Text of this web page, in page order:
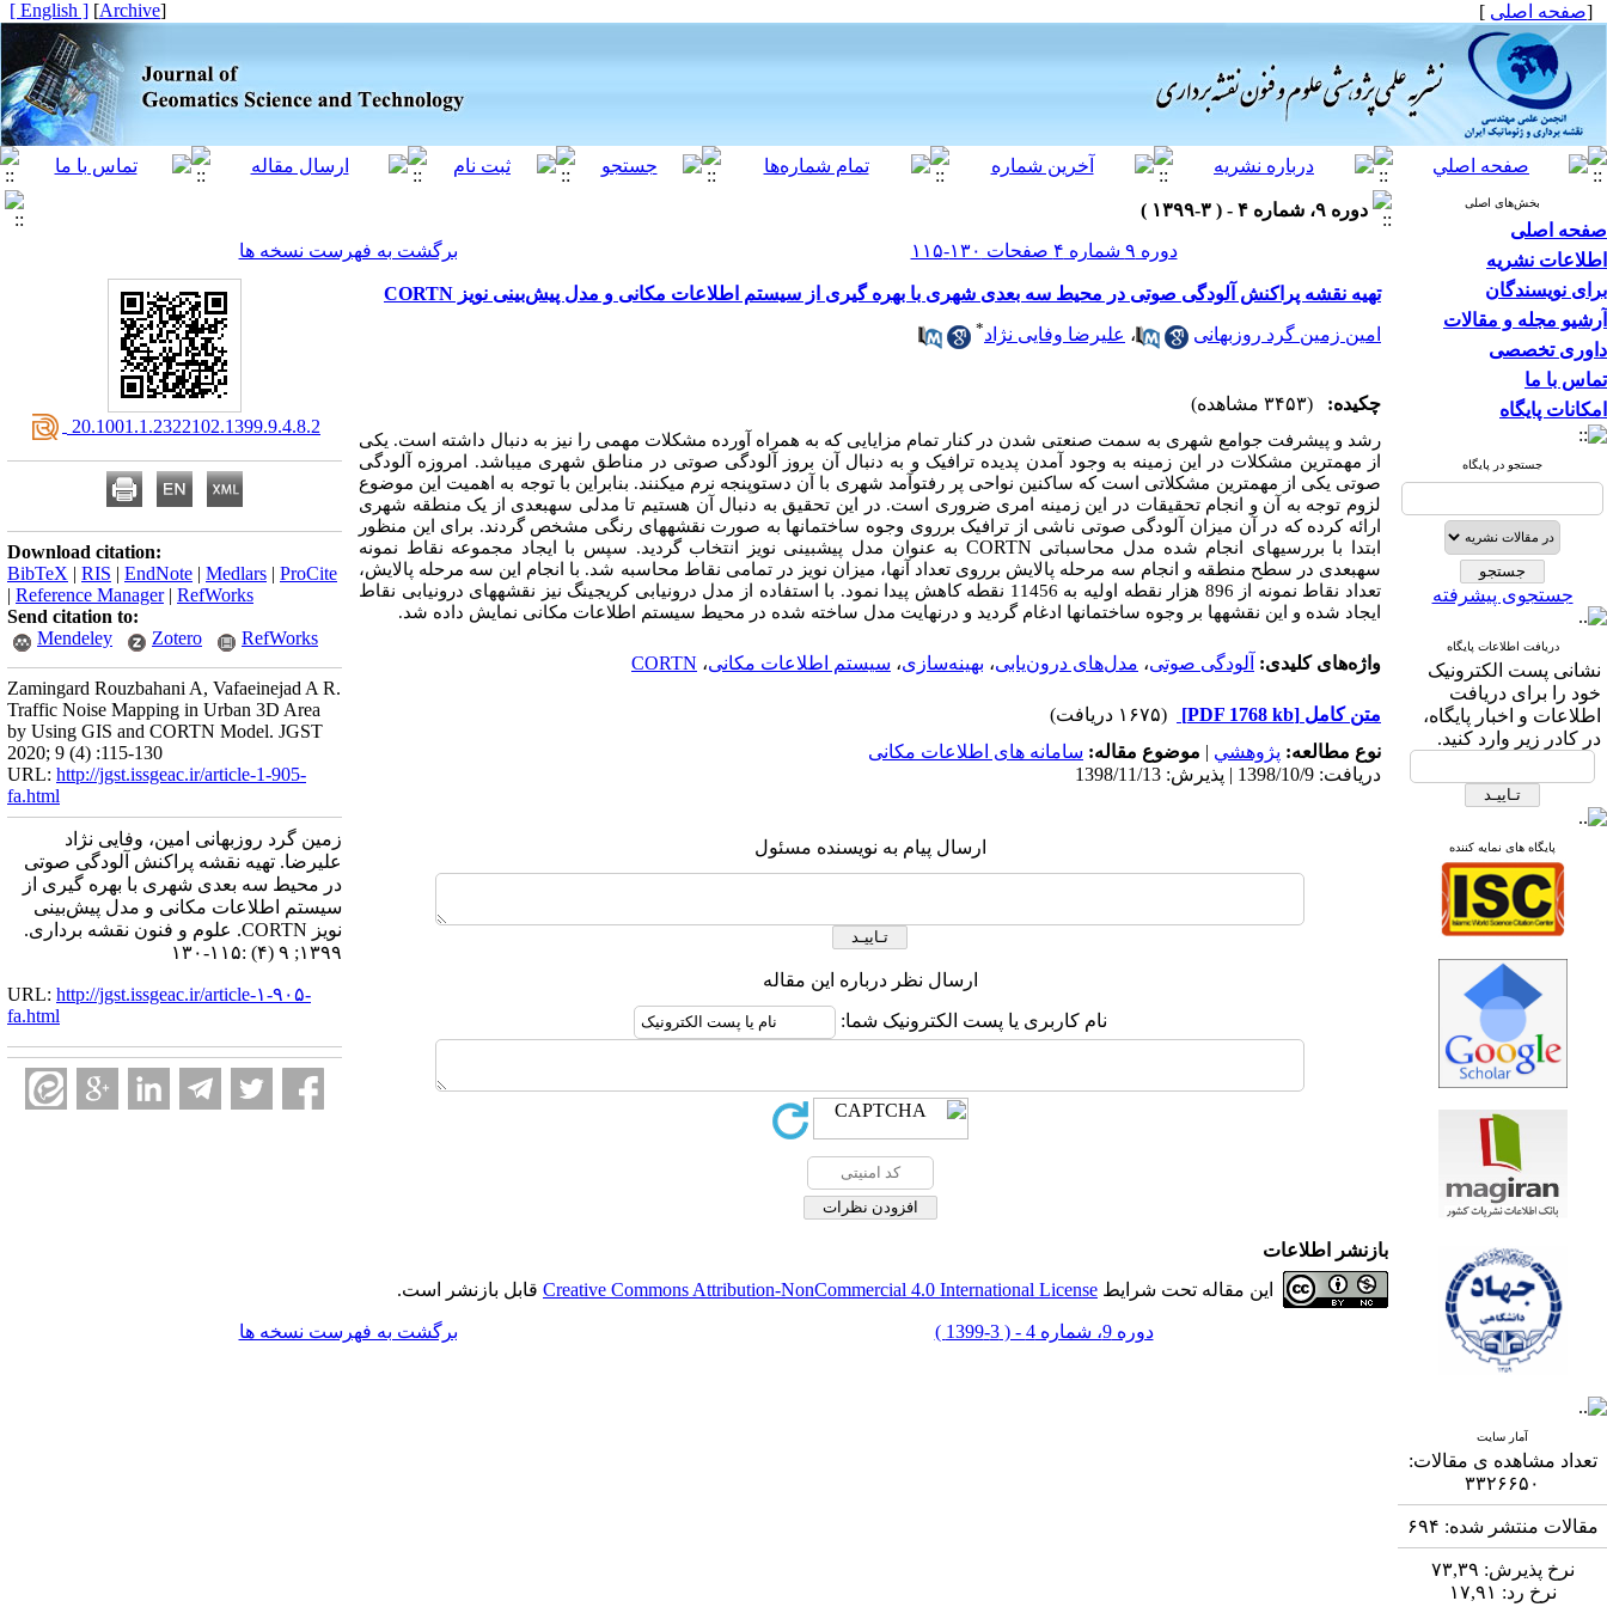
[صفحه اصلی ]
[
Archive
]
[ English ]
بخش‌های اصلی
صفحه اصلی
اطلاعات نشریه
برای نویسندگان
آرشیو مجله و مقالات
داوری تخصصی
تماس با ما
امکانات پایگاه
جستجو در پایگاه
جستجوی پیشرفته
دریافت اطلاعات پایگاه
نشانی پست الکترونیک
خود را برای دریافت
اطلاعات و اخبار پایگاه،
در کادر زیر وارد کنید.
پایگاه های نمایه کننده
آمار سایت
تعداد مشاهده ی مقالات:
۳۳۲۶۶۵۰
مقالات منتشر شده: ۶۹۴
نرخ پذیرش: ۷۳,۳۹
نرخ رد: ۱۷,۹۱
دوره ۹، شماره ۴ - ( ۳-۱۳۹۹ )
دوره ۹ شماره ۴ صفحات ۱۳۰-۱۱۵
برگشت به فهرست نسخه ها
تهیه نقشه پراکنش آلودگی صوتی در محیط سه بعدی شهری با بهره گیری از سیستم‌ اطلاعات مکانی و مدل پیش‌بینی نویز CORTN
امین زمین گرد روزبهانی ، علیرضا وفایی نژاد*
چکیده: (۳۴۵۳ مشاهده)
رشد و پیشرفت جوامع شهری به سمت صنعتی شدن در کنار تمام مزایایی که به همراه آورده مشکلات مهمی را نیز به دنبال داشته است. یکی
از مهمترین مشکلات در این زمینه به وجود آمدن پدیده ترافیک و به دنبال آن بروز آلودگی‏ صوتی در مناطق شهری می‏باشد.
امروزه آلودگی
صوتی یکی از مهم‏ترین مشکلاتی است که ساکنین نواحی پر رفت‏وآمد شهری با آن دست‏وپنجه نرم می‏کنند. بنابراین با توجه به اهمیت این موضوع
لزوم توجه به آن و انجام تحقیقات در این زمینه امری ضروری است. در این تحقیق به دنبال آن هستیم تا مدلی سه‏بعدی از یک منطقه شهری
ارائه کرده که در آن میزان آلودگی صوتی ناشی از ترافیک برروی وجوه ساختمان‏ها به صورت نقشه‏های رنگی مشخص گردند. برای این منظور
ابتدا با بررسی‏های انجام شده مدل محاسباتی CORTN به عنوان مدل پیش‏بینی نویز انتخاب گردید. سپس با ایجاد مجموعه نقاط نمونه
سه‏بعدی در سطح منطقه و انجام سه مرحله پالایش برروی تعداد آنها، میزان نویز در تمامی نقاط محاسبه شد. با انجام این سه مرحله پالایش،
تعداد نقاط نمونه از 896 هزار نقطه اولیه به 11456 نقطه کاهش پیدا نمود. با استفاده از مدل درون‏یابی کریجینگ نیز نقشه‏های درون‏یابی نقاط
ایجاد شده و این نقشه‏ها بر وجوه ساختمان‏ها ادغام گردید و درنهایت مدل ساخته شده در محیط سیستم اطلاعات مکانی نمایش داده شد.
واژه‌های کلیدی: آلودگی صوتی، مدل‌های درون‌یابی، بهینه‌سازی، سیستم اطلاعات مکانی، CORTN
متن کامل [PDF 1768 kb]
(۱۶۷۵ دریافت)
نوع مطالعه: پژوهشي | موضوع مقاله: سامانه های اطلاعات مکانی
دریافت: 1398/10/9 | پذیرش: 1398/11/13
ارسال پیام به نویسنده مسئول
ارسال نظر درباره این مقاله
نام کاربری یا پست الکترونیک شما:
‎ 20.1001.1.2322102.1399.9.4.8.2
Download citation:
BibTeX | RIS | EndNote | Medlars | ProCite
| Reference Manager| RefWorks
Send citation to:
Mendeley
Zotero RefWorks
Zamingard Rouzbahani A, Vafaeinejad A R.
Traffic Noise Mapping in Urban 3D Area
by Using GIS and CORTN Model. JGST
2020; 9 (4) :115-130
URL: http://jgst.issgeac.ir/article-1-905-
fa.html
زمین گرد روزبهانی امین، وفایی نژاد
علیرضا. تهیه نقشه پراکنش آلودگی صوتی
در محیط سه بعدی شهری با بهره گیری از
سیستم‌ اطلاعات مکانی و مدل پیش‌بینی
نویز CORTN. علوم و فنون نقشه برداری.
۱۳۹۹; ۹ (۴) :۱۱۵-۱۳۰
URL: http://jgst.issgeac.ir/article-۱-۹۰۵-
fa.html
بازنشر اطلاعات
این مقاله تحت شرایط Creative Commons Attribution-NonCommercial 4.0 International License قابل بازنشر است.
دوره 9، شماره 4 - ( 3-1399 ) برگشت به فهرست نسخه ها